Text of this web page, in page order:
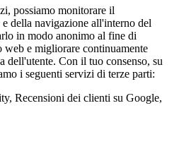
possiamo monitorare il
della navigazione all'interno del
in modo anonimo al fine di
web e migliorare continuamente
dell'utente. Con il tuo consenso, su
i seguenti servizi di terze parti:
Recensioni dei clienti su Google,